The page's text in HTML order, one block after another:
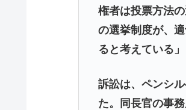
権者は投票方法
の選挙制度が、
ると考えている」
訴訟は、ペンシ
た。同長官の事